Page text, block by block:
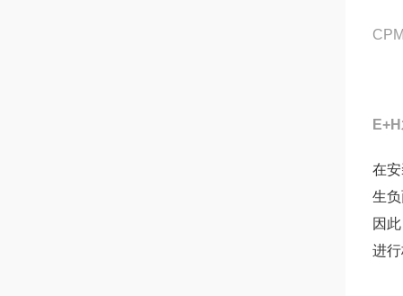
在
生
因
进